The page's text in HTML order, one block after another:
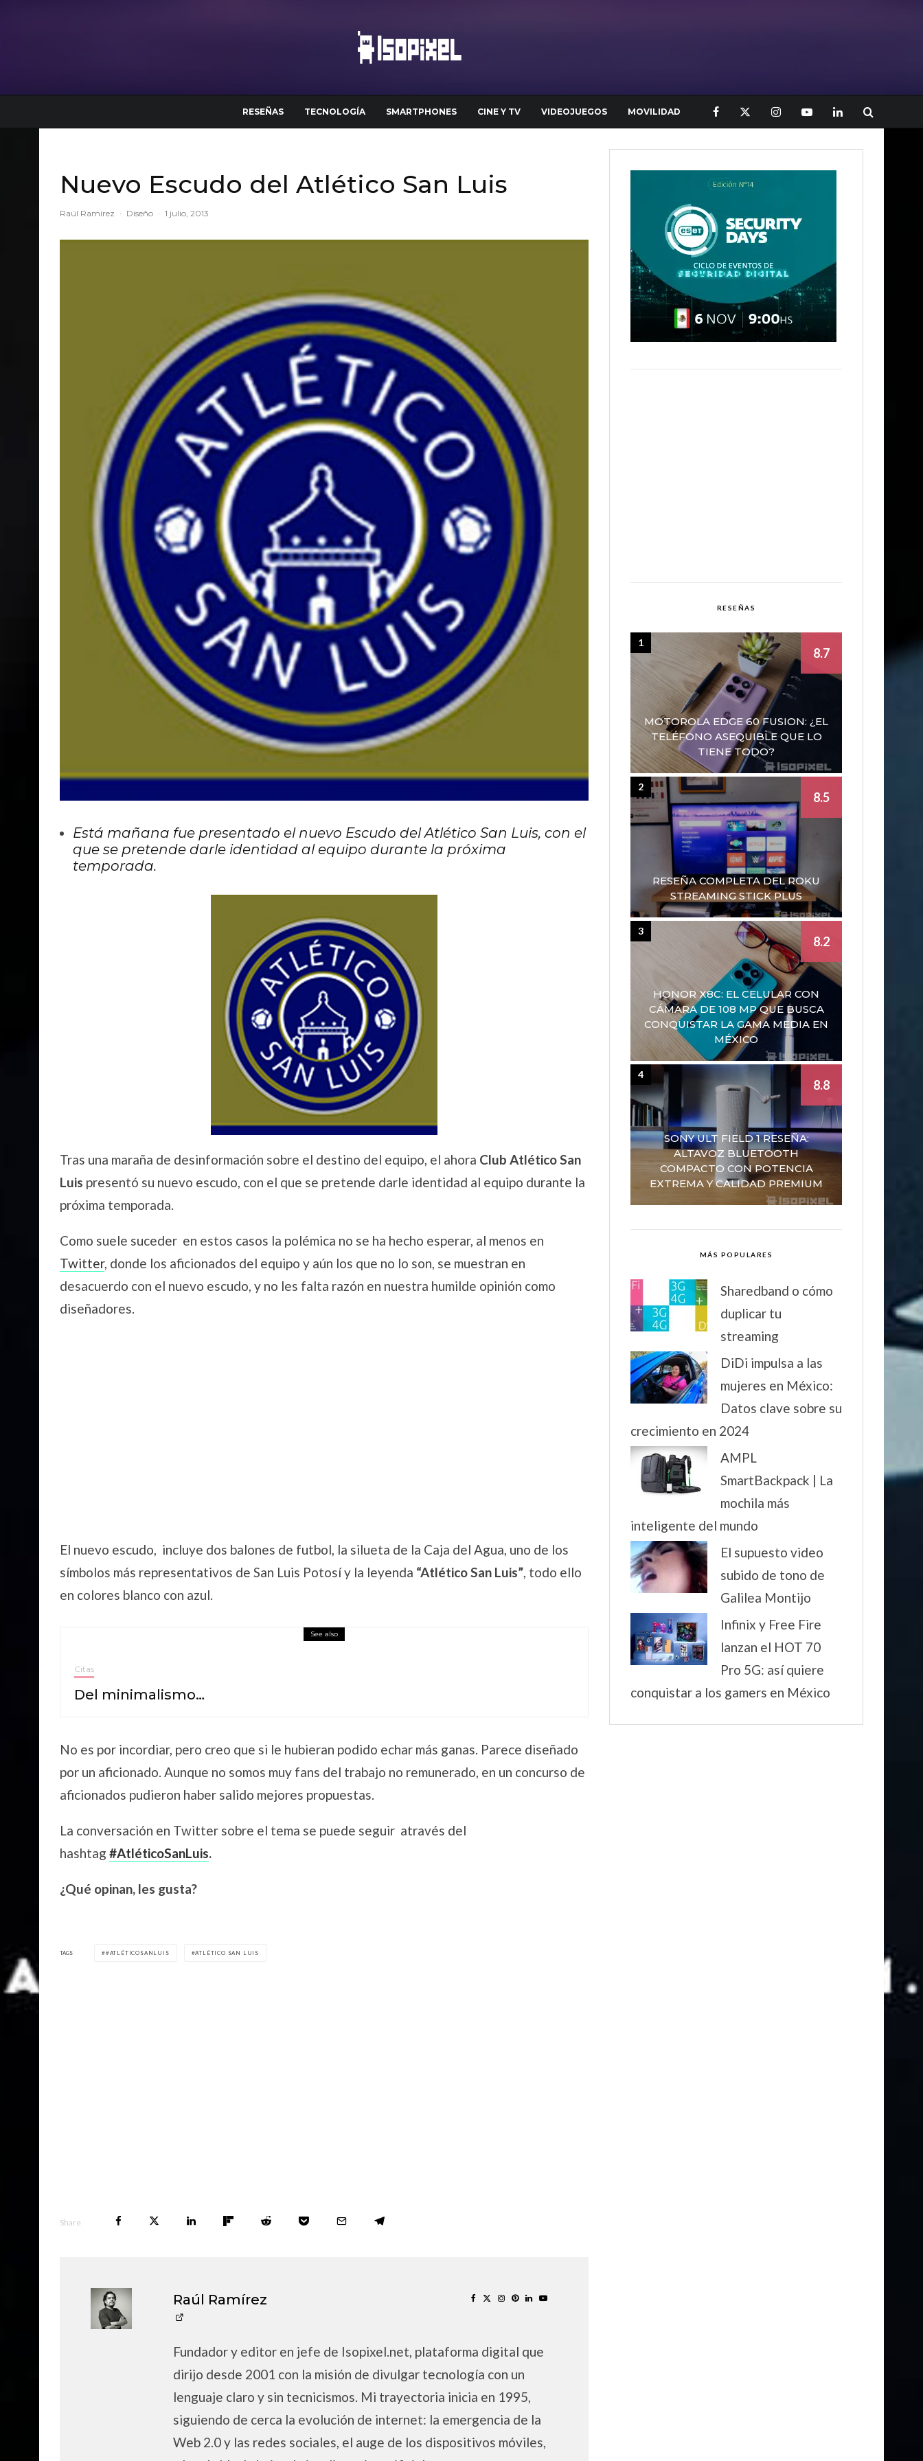
RESEÑAS TECNOLOGÍA SMARTPHONES CINE Y TV VIDEOJUEGOS MOVILIDAD
Nuevo Escudo del Atlético San Luis
Raúl Ramírez · Diseño · 1 julio, 2013
Está mañana fue presentado el nuevo Escudo del Atlético San Luis, con el
que se pretende darle identidad al equipo durante la próxima
temporada.
Tras una maraña de desinformación sobre el destino del equipo, el ahora Club Atlético San
Luis presentó su nuevo escudo, con el que se pretende darle identidad al equipo durante la
próxima temporada.
Como suele suceder en estos casos la polémica no se ha hecho esperar, al menos en
Twitter, donde los aficionados del equipo y aún los que no lo son, se muestran en
desacuerdo con el nuevo escudo, y no les falta razón en nuestra humilde opinión como
diseñadores.
El nuevo escudo, incluye dos balones de futbol, la silueta de la Caja del Agua, uno de los
símbolos más representativos de San Luis Potosí y la leyenda “Atlético San Luis”, todo ello
en colores blanco con azul.
See also
Citas
Del minimalismo…
No es por incordiar, pero creo que si le hubieran podido echar más ganas. Parece diseñado
por un aficionado. Aunque no somos muy fans del trabajo no remunerado, en un concurso de
aficionados pudieron haber salido mejores propuestas.
La conversación en Twitter sobre el tema se puede seguir através del
hashtag #AtléticoSanLuis.
¿Qué opinan, les gusta?
TAGS #ATLÉTICOSANLUIS ATLÉTICO SAN LUIS
Share
Raúl Ramírez
Fundador y editor en jefe de Isopixel.net, plataforma digital que
dirijo desde 2001 con la misión de divulgar tecnología con un
lenguaje claro y sin tecnicismos. Mi trayectoria inicia en 1995,
siguiendo de cerca la evolución de internet: la emergencia de la
Web 2.0 y las redes sociales, el auge de los dispositivos móviles,
RESEÑAS
MOTOROLA EDGE 60 FUSION: ¿EL
TELÉFONO ASEQUIBLE QUE LO
TIENE TODO?
8.7
1
RESEÑA COMPLETA DEL ROKU
STREAMING STICK PLUS
8.5
2
HONOR X8C: EL CELULAR CON
CÁMARA DE 108 MP QUE BUSCA
CONQUISTAR LA GAMA MEDIA EN
MÉXICO
8.2
3
SONY ULT FIELD 1 RESEÑA:
ALTAVOZ BLUETOOTH
COMPACTO CON POTENCIA
EXTREMA Y CALIDAD PREMIUM
8.8
4
MÁS POPULARES
Sharedband o cómo
duplicar tu
streaming
DiDi impulsa a las
mujeres en México:
Datos clave sobre su
crecimiento en 2024
AMPL
SmartBackpack | La
mochila más
inteligente del mundo
El supuesto video
subido de tono de
Galilea Montijo
Infinix y Free Fire
lanzan el HOT 70
Pro 5G: así quiere
conquistar a los gamers en México